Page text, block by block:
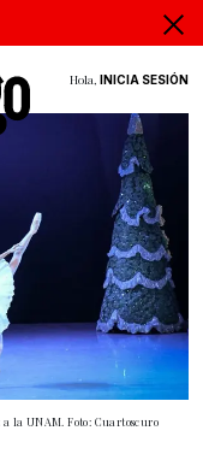
Hola, INICIA SESIÓN
la UNAM. Foto: Cuartoscuro